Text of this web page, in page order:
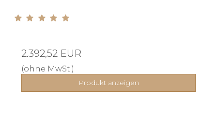
2.392,52 EUR
(ohne MwSt.)
Produkt anzeigen